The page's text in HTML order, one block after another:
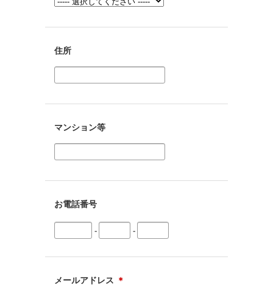
住所
マンション等
お電話番号
- -
メールアドレス ＊